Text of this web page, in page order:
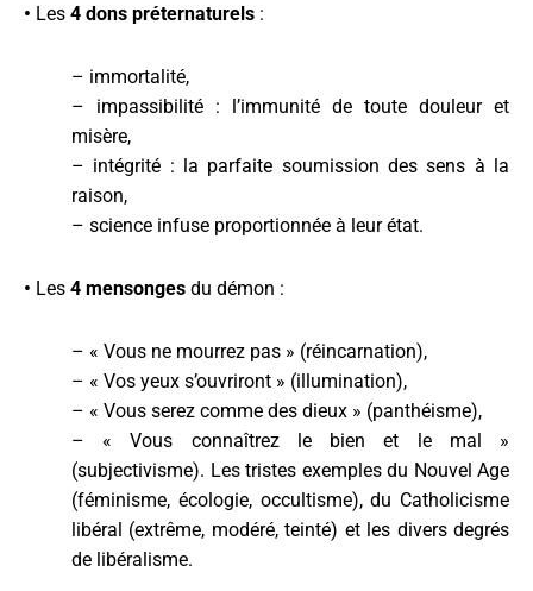
• Les 4 dons préternaturels :
– immortalité,
– impassibilité : l’immunité de toute douleur et
misère,
– intégrité : la parfaite soumission des sens à la
raison,
– science infuse proportionnée à leur état.
• Les 4 mensonges du démon :
– « Vous ne mourrez pas » (réincarnation),
– « Vos yeux s’ouvriront » (illumination),
– « Vous serez comme des dieux » (panthéisme),
– « Vous connaîtrez le bien et le mal »
(subjectivisme). Les tristes exemples du Nouvel Age
(féminisme, écologie, occultisme), du Catholicisme
libéral (extrême, modéré, teinté) et les divers degrés
de libéralisme.